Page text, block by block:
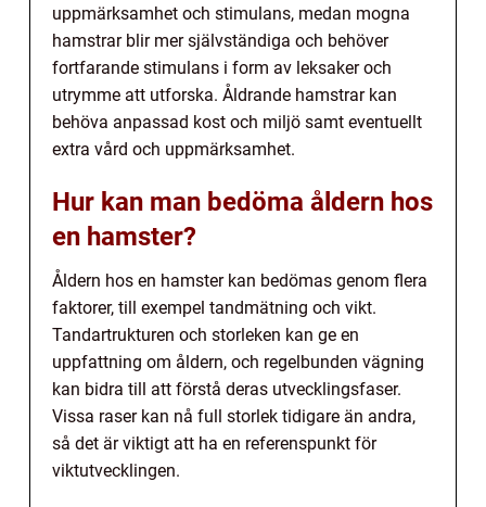
uppmärksamhet och stimulans, medan mogna
hamstrar blir mer självständiga och behöver
fortfarande stimulans i form av leksaker och
utrymme att utforska. Åldrande hamstrar kan
behöva anpassad kost och miljö samt eventuellt
extra vård och uppmärksamhet.
Hur kan man bedöma åldern hos
en hamster?
Åldern hos en hamster kan bedömas genom flera
faktorer, till exempel tandmätning och vikt.
Tandartrukturen och storleken kan ge en
uppfattning om åldern, och regelbunden vägning
kan bidra till att förstå deras utvecklingsfaser.
Vissa raser kan nå full storlek tidigare än andra,
så det är viktigt att ha en referenspunkt för
viktutvecklingen.